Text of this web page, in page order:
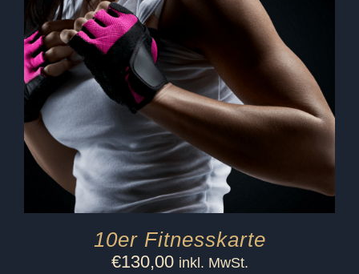
10er Fitnesskarte
€130,00 inkl. MwSt.